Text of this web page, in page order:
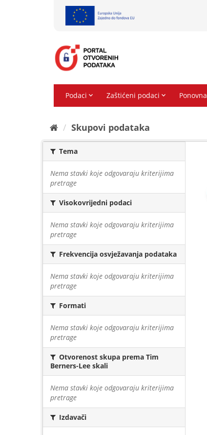
Skupovi podаtаkа
Tema
Nema stavki koje odgovaraju kriterijima
pretrage
Visokovrijedni podaci
Nema stavki koje odgovaraju kriterijima
pretrage
Frekvencija osvježavanja podataka
Nema stavki koje odgovaraju kriterijima
pretrage
Formati
Nema stavki koje odgovaraju kriterijima
pretrage
Otvorenost skupa prema Tim
Berners-Lee skali
Nema stavki koje odgovaraju kriterijima
pretrage
Izdavači